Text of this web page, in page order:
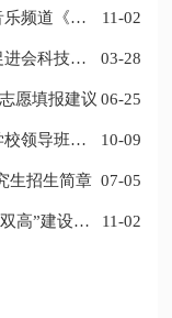
11-02
03-28
愿填报建议 06-25
10-09
生招生简章 07-05
11-02